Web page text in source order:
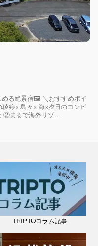
る絶景宿🖼️ ＼おすすめポイ
線× 島々× 海×夕日のコンビ
②まるで海外リゾ...
TRIPTOコラム記事